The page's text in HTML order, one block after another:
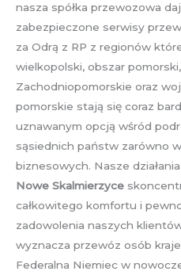
nasza spółka przewozowa
zabezpieczone serwisy
za Odrą z RP z regionów
wielkopolski, obszar
Zachodniopomorskie oraz
pomorskie stają się coraz
uznawanym opcją wśród
sąsiednich państw zarówno
biznesowych. Nasze
Nowe Skalmierzyce
całkowitego komfortu i
zadowolenia naszych
wyznacza przewóz osób
Federalna Niemiec w